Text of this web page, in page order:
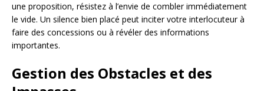
une proposition, résistez à l’envie de combler immédiatement
le vide. Un silence bien placé peut inciter votre interlocuteur à
faire des concessions ou à révéler des informations
importantes.
Gestion des Obstacles et des